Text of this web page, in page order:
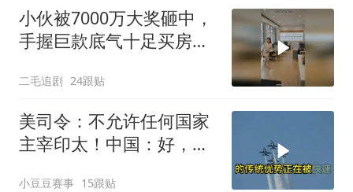
小伙被7000万大奖砸中，
手握巨款底气十足买房不
二毛追剧 24跟贴
美司令：不允许任何国家
主宰印太！中国：好，轰
小豆豆赛事 15跟贴